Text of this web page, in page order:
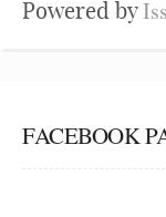
Powered by
FACEBOOK